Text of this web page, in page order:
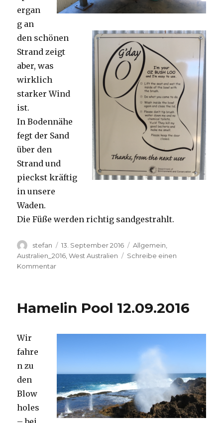
ergan
g an
den schönen
Strand zeigt
aber, was
wirklich
starker Wind
ist.
In Bodennähe
fegt der Sand
über den
Strand und
pieckst kräftig
in unsere
Waden.
Die Füße werden richtig sandgestrahlt.
Autor
stefan
Veröffentlicht
am
13. September 2016 Kategorien
Allgemein
Australien_2016 ,West Australien
Schreibe einen
Kommentarzu
Hamelin Pool 12.09.2016
Wir
fahre
n zu
den
Blow
holes